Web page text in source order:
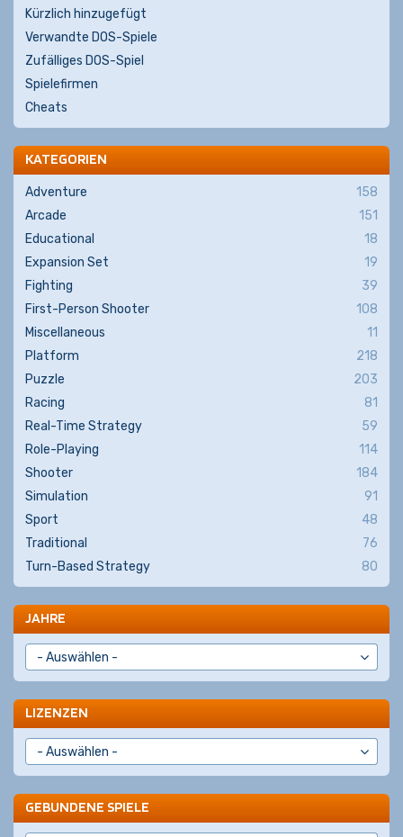
Kürzlich hinzugefügt
Verwandte DOS-Spiele
Zufälliges DOS-Spiel
Spielefirmen
Cheats
KATEGORIEN
Adventure
158
Arcade
151
Educational
18
Expansion Set
19
Fighting
39
First-Person Shooter
108
Miscellaneous
11
Platform
218
Puzzle
203
Racing
81
Real-Time Strategy
59
Role-Playing
114
Shooter
184
Simulation
91
Sport
48
Traditional
76
Turn-Based Strategy
80
JAHRE
LIZENZEN
GEBUNDENE SPIELE